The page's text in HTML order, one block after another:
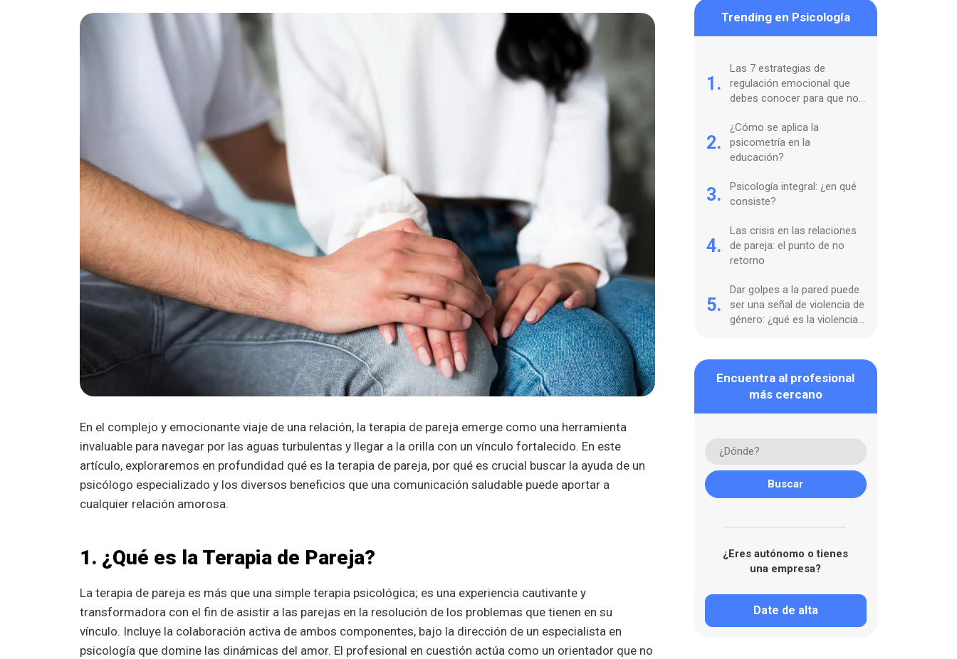
En el complejo y emocionante viaje de una relación, la terapia de pareja emerge como una herramienta
invaluable para navegar por las aguas turbulentas y llegar a la orilla con un vínculo fortalecido. En este
artículo, exploraremos en profundidad qué es la terapia de pareja, por qué es crucial buscar la ayuda de un
psicólogo especializado y los diversos beneficios que una comunicación saludable puede aportar a
cualquier relación amorosa.
1. ¿Qué es la Terapia de Pareja?
La terapia de pareja es más que una simple terapia psicológica; es una experiencia cautivante y
transformadora con el fin de asistir a las parejas en la resolución de los problemas que tienen en su
vínculo. Incluye la colaboración activa de ambos componentes, bajo la dirección de un especialista en
psicología que domine las dinámicas del amor. El profesional en cuestión actúa como un orientador que no
Trending en Psicología
1.
Las 7 estrategias de
regulación emocional que
debes conocer para que no
2.
¿Cómo se aplica la
psicometría en la
educación?
3.
Psicología integral: ¿en qué
consiste?
4.
Las crisis en las relaciones
de pareja: el punto de no
retorno
5.
Dar golpes a la pared puede
ser una señal de violencia de
género: ¿qué es la violencia
Encuentra al profesional
más cercano
¿Eres autónomo o tienes
una empresa?
Date de alta